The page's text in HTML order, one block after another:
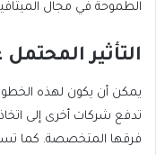
الطموحة في مجال
التأثير
يمكن أن يكون لهذه الخطوة
تدفع شركات أخرى إلى
فرقها المتخصصة. كما